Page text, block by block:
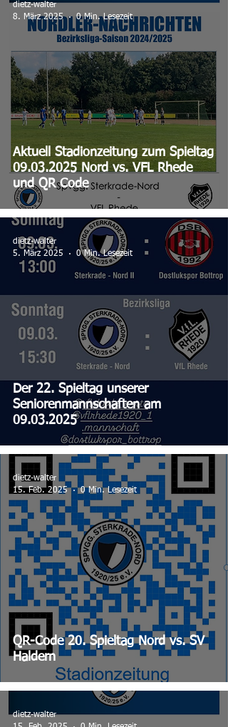
Aktuell Stadionzeitung zum Spieltag
09.03.2025 Nord vs. VFL Rhede
und QR Code
dietz-walter
8. März 2025
0 Min. Lesezeit
Der 22. Spieltag unserer
Seniorenmannschaften am
09.03.2025
dietz-walter
5. März 2025
0 Min. Lesezeit
QR-Code 20. Spieltag Nord vs. SV
Haldern
dietz-walter
15. Feb. 2025
0 Min. Lesezeit
dietz-walter